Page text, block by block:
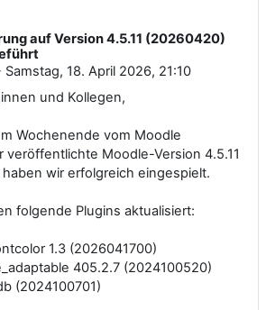
auf Version 4.5.11 (20260420)
Samstag, 18. April 2026, 21:10
und Kollegen,
Wochenende vom Moodle
veröffentlichte Moodle-Version 4.5.11
wir erfolgreich eingespielt.
folgende Plugins aktualisiert:
1.3 (2026041700)
405.2.7 (2024100520)
(2024100701)